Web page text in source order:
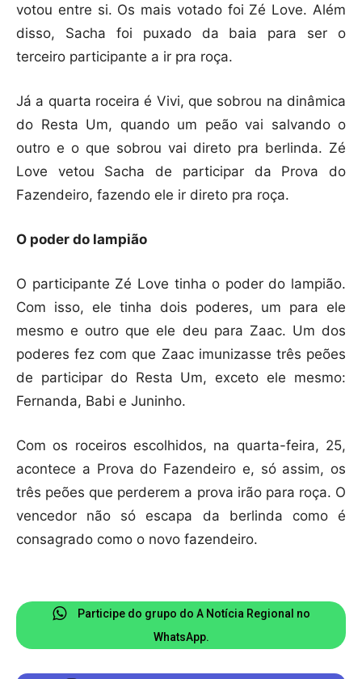
votou entre si. Os mais votado foi Zé Love. Além
disso, Sacha foi puxado da baia para ser o
terceiro participante a ir pra roça.
Já a quarta roceira é Vivi, que sobrou na dinâmica
do Resta Um, quando um peão vai salvando o
outro e o que sobrou vai direto pra berlinda. Zé
Love vetou Sacha de participar da Prova do
Fazendeiro, fazendo ele ir direto pra roça.
O poder do lampião
O participante Zé Love tinha o poder do lampião.
Com isso, ele tinha dois poderes, um para ele
mesmo e outro que ele deu para Zaac. Um dos
poderes fez com que Zaac imunizasse três peões
de participar do Resta Um, exceto ele mesmo:
Fernanda, Babi e Juninho.
Com os roceiros escolhidos, na quarta-feira, 25,
acontece a Prova do Fazendeiro e, só assim, os
três peões que perderem a prova irão para roça. O
vencedor não só escapa da berlinda como é
consagrado como o novo fazendeiro.
Participe do grupo do A Notícia Regional no
WhatsApp.